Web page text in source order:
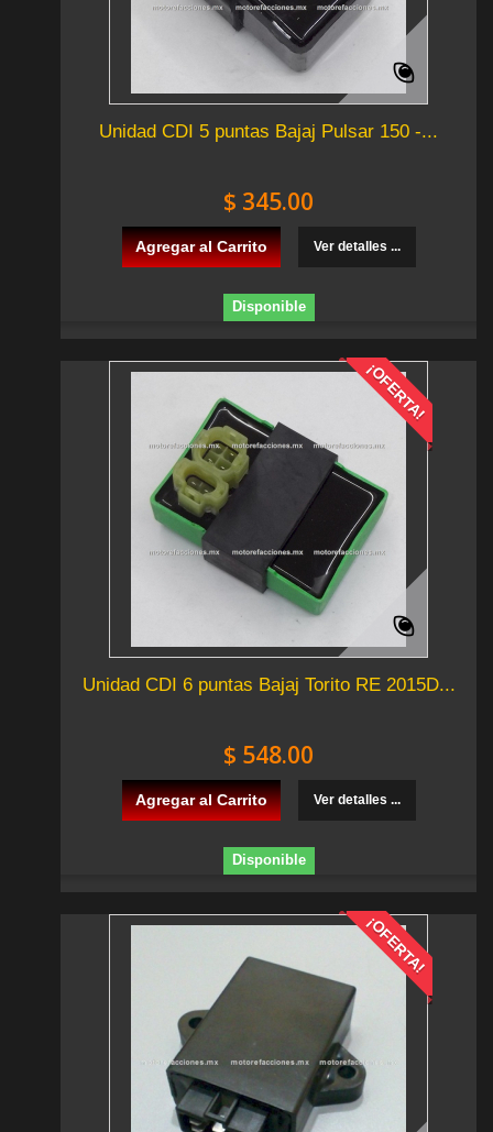
Unidad CDI 5 puntas Bajaj Pulsar 150 -...
$ 345.00
Agregar al Carrito Ver detalles ...
Disponible
¡OFERTA!
Unidad CDI 6 puntas Bajaj Torito RE 2015D...
$ 548.00
Agregar al Carrito Ver detalles ...
Disponible
¡OFERTA!